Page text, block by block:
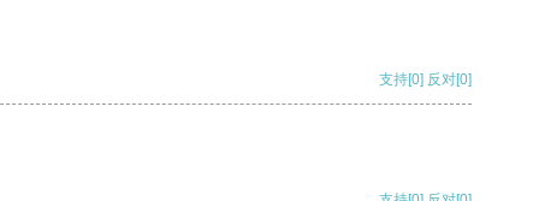
支持[0] 反对[0]